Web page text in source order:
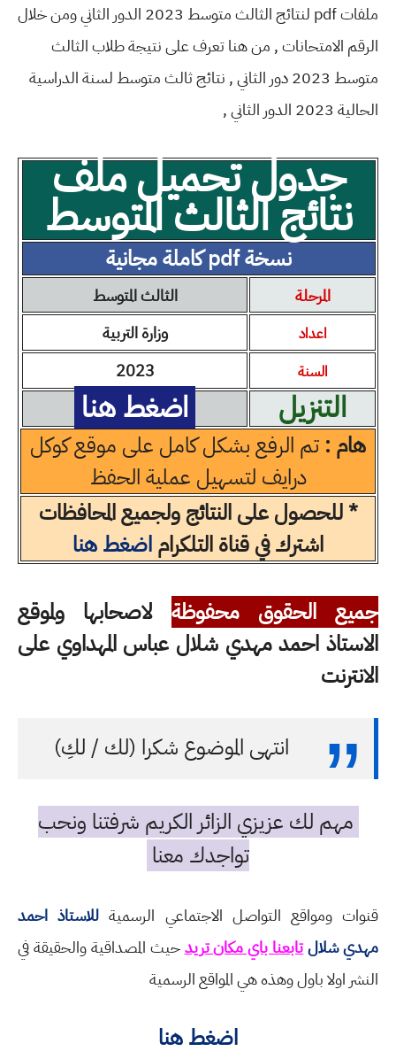
ملفات pdf لنتائج الثالث متوسط 2023 الدور الثاني ومن خلال
الرقم الامتحانات , من هنا تعرف على نتيجة طلاب الثالث
متوسط 2023 دور الثاني , نتائج ثالث متوسط لسنة الدراسية
الحالية 2023 الدور الثاني ,
جدول تحميل ملف
نتائج الثالث المتوسط
نسخة pdf كاملة مجانية
المرحلة الثالث المتوسط
اعداد وزارة التربية
السنة 2023
التنزيل اضغط هنا
هام : تم الرفع بشكل كامل على موقع كوكل
درايف لتسهيل عملية الحفظ
* للحصول على النتائج ولجميع المحافظات
اشترك في قناة التلكراماضغط هنا
جميع الحقوق محفوظة لاصحابها ولموقع
الاستاذ احمد مهدي شلال عباس المهداوي على
الانترنت
انتهى الموضوع شكرا (لك / لكِ)
مهم لك عزيزي الزائر الكريم شرفتنا ونحب
تواجدك معنا
قنوات ومواقع التواصل الاجتماعي الرسمية للاستاذ احمد
مهدي شلالتابعنا باي مكان تريدحيث المصداقية والحقيقة في
النشر اولا باول وهذه هي المواقع الرسمية
اضغط هنا